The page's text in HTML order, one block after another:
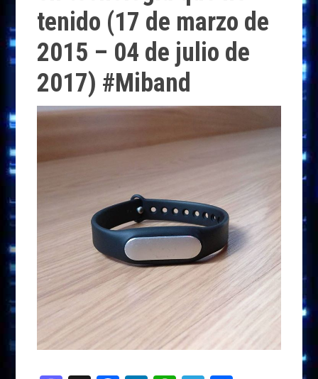
tenido (17 de marzo de
2015 – 04 de julio de
2017) #Miband